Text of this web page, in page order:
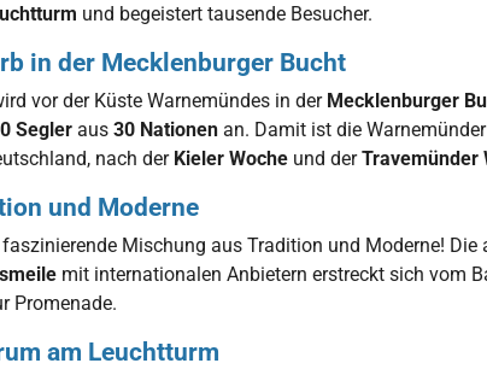
und begeistert tausende Besucher.
in der Mecklenburger Bucht
vor der Küste Warnemündes in der Mecklenburger
Segler aus 30 Nationen an. Damit ist die
nach der Kieler Woche und derTravemünder
und Moderne
Mischung aus Tradition und Moderne! Die
mit internationalen Anbietern erstreckt sich vom
Promenade.
am Leuchtturm